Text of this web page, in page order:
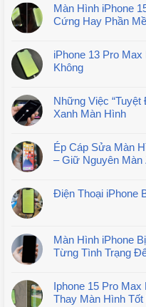
Màn Hình iPhone
Cứng Hay Phần
iPhone 13 Pro
Không
Những Việc “Tuyệt
Xanh Màn Hình
Ép Cáp Sửa Màn
– Giữ Nguyên Màn
Điện Thoại iPhone
Màn Hình iPhone
Từng Tình Trạng
Iphone 15 Pro
Thay Màn Hình